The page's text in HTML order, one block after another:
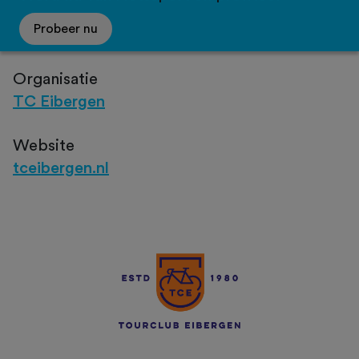
Probeer nu
Organisatie
TC Eibergen
Website
tceibergen.nl